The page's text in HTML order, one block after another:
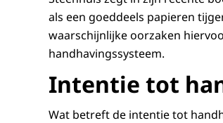
als een goeddeels papieren
waarschijnlijke oorzaken
handhavingssysteem.
Intentie tot
Wat betreft de intentie tot